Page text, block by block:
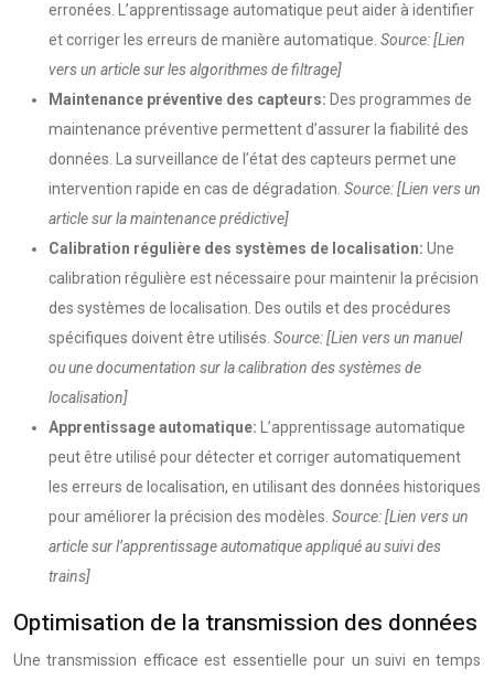
erronées. L’apprentissage automatique peut aider à identifier
et corriger les erreurs de manière automatique. Source: [Lien
vers un article sur les algorithmes de filtrage]
Maintenance préventive des capteurs: Des programmes de
maintenance préventive permettent d’assurer la fiabilité des
données. La surveillance de l’état des capteurs permet une
intervention rapide en cas de dégradation. Source: [Lien vers un
article sur la maintenance prédictive]
Calibration régulière des systèmes de localisation: Une
calibration régulière est nécessaire pour maintenir la précision
des systèmes de localisation. Des outils et des procédures
spécifiques doivent être utilisés. Source: [Lien vers un manuel
ou une documentation sur la calibration des systèmes de
localisation]
Apprentissage automatique:
L’apprentissage automatique
peut être utilisé pour détecter et corriger automatiquement
les erreurs de localisation, en utilisant des données historiques
pour améliorer la précision des modèles. Source: [Lien vers un
article sur l’apprentissage automatique appliqué au suivi des
trains]
Optimisation de la transmission des données
Une transmission efficace est essentielle pour un suivi en temps